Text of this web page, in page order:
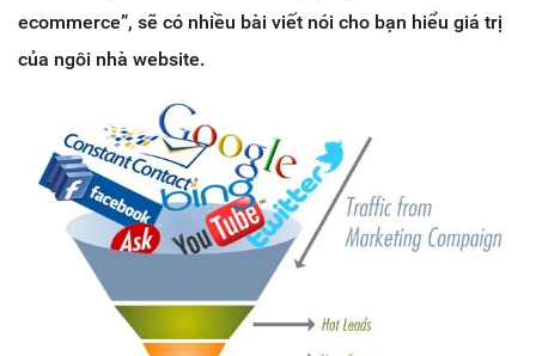
ecommerce”, sẽ có nhiều bài viết nói cho bạn hiểu giá trị
của ngôi nhà website.